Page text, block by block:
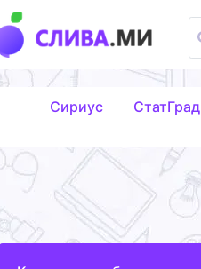
Сириус СтатГрад